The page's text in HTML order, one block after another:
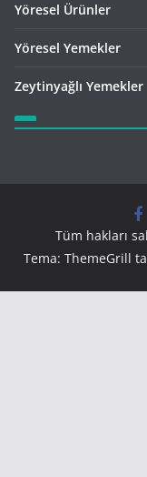
Yöresel Ürünler
Yöresel Yemekler
Zeytinyağlı Yemekler
Tüm hakları
Tema: ThemeGrill